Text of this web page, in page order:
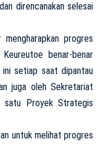
direncanakan selesai
progres
Keureutoe benar-benar
setiap saat dipantau
juga oleh Sekretariat
satu Proyek Strategis
untuk melihat progres